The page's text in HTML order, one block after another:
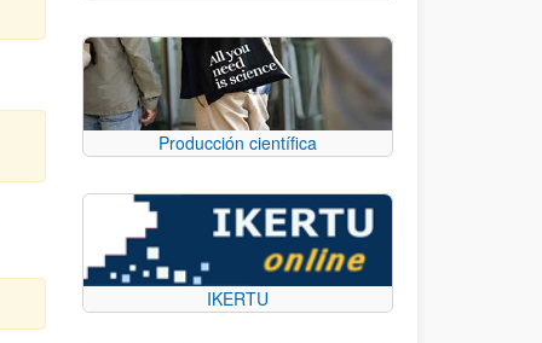
Producción científica
IKERTU